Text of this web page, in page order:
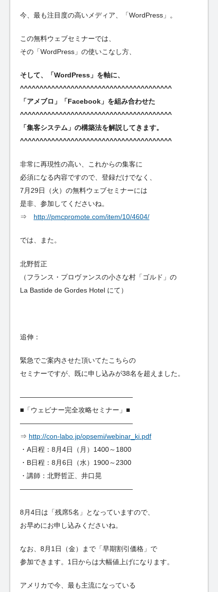
今、最も注目度の高いメディア、「WordPress」。
この無料ウェブセミナーでは、
その「WordPress」の使いこなし方、
そして、「WordPress」を軸に、
^^^^^^^^^^^^^^^^^^^^^^^^^^^^^^^^^^^^^^^
「アメブロ」「Facebook」を組み合わせた
^^^^^^^^^^^^^^^^^^^^^^^^^^^^^^^^^^^^^^^
「集客システム」の構築法を解説してきます。
^^^^^^^^^^^^^^^^^^^^^^^^^^^^^^^^^^^^^^^
非常に再現性の高い、これからの集客に
必須になる内容ですので、登録だけでなく、
7月29日（火）の無料ウェブセミナーには
是非、参加してくださいね。
⇒ http://pmcpromote.com/item/10/4604/
では、また。
北野哲正
（フランス・プロヴァンスの小さな村「ゴルド」の
La Bastide de Gordes Hotel にて）
追伸：
緊急でご案内させた頂いてたこちらの
セミナーですが、既に申し込みが38名を超えました。
————————————————–
■「ウェビナー完全攻略セミナー」■
————————————————–
⇒ http://con-labo.jp/opsemi/webinar_ki.pdf
・A日程：8月4日（月）1400～1800
・B日程：8月6日（水）1900～2300
・講師：北野哲正、井口晃
————————————————–
8月4日は「残席5名」となっていますので、
お早めにお申し込みくださいね。
なお、8月1日（金）まで「早期割引価格」で
参加できます。1日からは大幅値上げになります。
アメリカで今、最も主流になっている